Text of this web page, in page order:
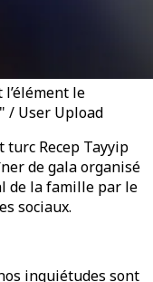
le
/ User Upload
turc Recep Tayyip
de gala organisé
de la famille par le
sociaux.
inquiétudes sont